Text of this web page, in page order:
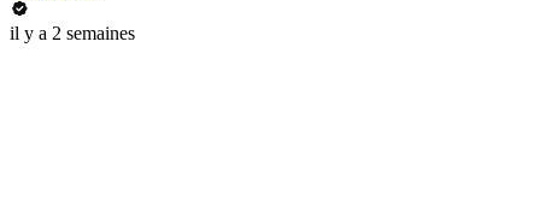
il y a 2 semaines